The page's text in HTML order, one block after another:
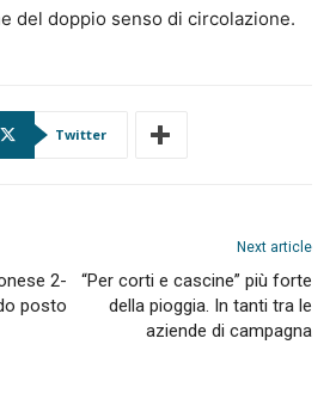
del doppio senso di circolazione.
Twitter
2-
posto
Next article
“Per corti e cascine” più forte
della pioggia. In tanti tra le
aziende di campagna